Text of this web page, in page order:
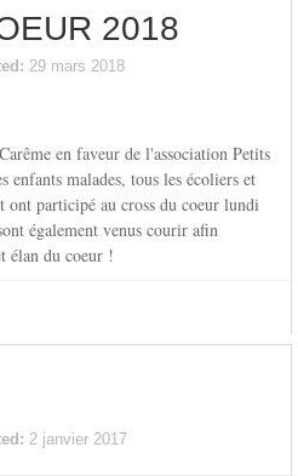
2018
29 mars 2018
en faveur de l'association Petits
enfants malades, tous les écoliers et
ont participé au cross du coeur lundi
également venus courir afin
élan du coeur !
2 janvier 2017